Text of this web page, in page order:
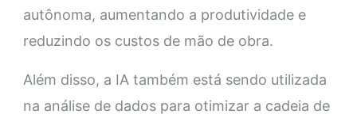
autônoma, aumentando a produtividade e
reduzindo os custos de mão de obra.
Além disso, a IA também está sendo utilizada
na análise de dados para otimizar a cadeia de